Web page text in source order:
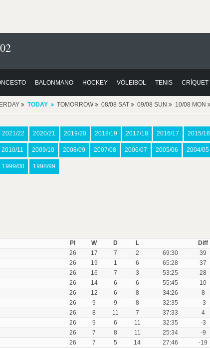
BALONMANO HOCKEY VÓLEIBOL TENIS CRÍQUET
TODAY TOMORROW 08/08 SAT 09/08 SUN 10/08 MON
2021/22 2020/21 2019/20 2018/19 2017/18 2016/17 2015/16
2010/11 2009/10 2008/09 2007/08 2006/07 2005/06 2004/05
1999/00 1998/99
Pl W D L Diff
26 17 7 2 69:30 39
26 19 1 6 65:28 37
26 16 7 3 53:25 28
26 14 6 6 55:45 10
26 12 6 8 34:26 8
26 9 9 8 32:35 -3
26 8 11 7 37:33 4
26 9 6 11 32:35 -3
26 7 8 11 25:34 -9
26 7 5 14 27:46 -19